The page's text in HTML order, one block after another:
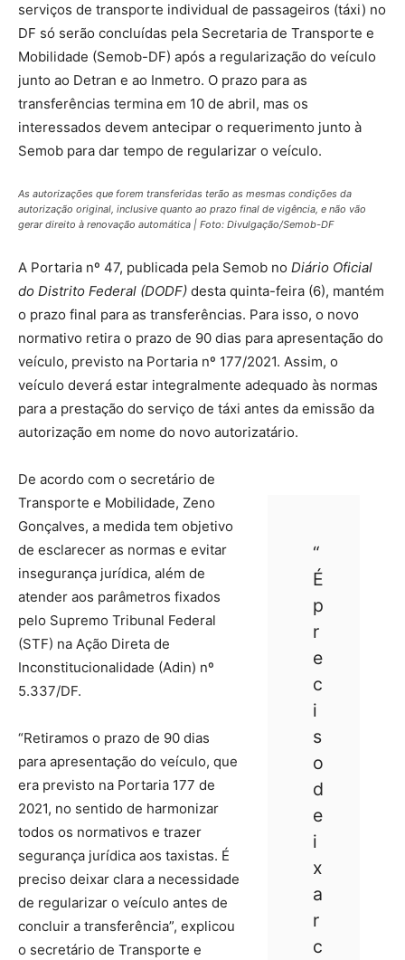
serviços de transporte individual de passageiros (táxi) no
DF só serão concluídas pela Secretaria de Transporte e
Mobilidade (Semob-DF) após a regularização do veículo
junto ao Detran e ao Inmetro. O prazo para as
transferências termina em 10 de abril, mas os
interessados devem antecipar o requerimento junto à
Semob para dar tempo de regularizar o veículo.
As autorizações que forem transferidas terão as mesmas condições da
autorização original, inclusive quanto ao prazo final de vigência, e não vão
gerar direito à renovação automática | Foto: Divulgação/Semob-DF
A Portaria nº 47, publicada pela Semob no Diário Oficial
do Distrito Federal (DODF) desta quinta-feira (6), mantém
o prazo final para as transferências. Para isso, o novo
normativo retira o prazo de 90 dias para apresentação do
veículo, previsto na Portaria nº 177/2021. Assim, o
veículo deverá estar integralmente adequado às normas
para a prestação do serviço de táxi antes da emissão da
autorização em nome do novo autorizatário.
“
É
p
r
e
c
i
s
o
d
e
i
x
a
r
c
De acordo com o secretário de
Transporte e Mobilidade, Zeno
Gonçalves, a medida tem objetivo
de esclarecer as normas e evitar
insegurança jurídica, além de
atender aos parâmetros fixados
pelo Supremo Tribunal Federal
(STF) na Ação Direta de
Inconstitucionalidade (Adin) nº
5.337/DF.
“Retiramos o prazo de 90 dias
para apresentação do veículo, que
era previsto na Portaria 177 de
2021, no sentido de harmonizar
todos os normativos e trazer
segurança jurídica aos taxistas. É
preciso deixar clara a necessidade
de regularizar o veículo antes de
concluir a transferência”, explicou
o secretário de Transporte e